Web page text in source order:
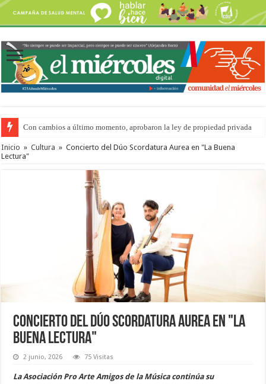
Con cambios a último momento, aprobaron la ley de propiedad privada
Inicio » Cultura » Concierto del Dúo Scordatura Aurea en "La Buena
Lectura"
Concierto del Dúo Scordatura Aurea en "La
Buena Lectura"
2 junio, 2026 75 Visitas
La Asociación Pro Arte Amigos de la Música continúa su